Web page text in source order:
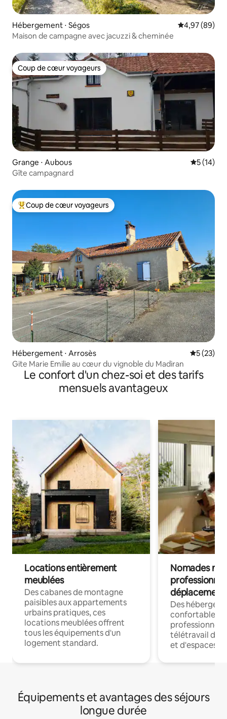
Hébergement ⋅ Ségos Évaluation
4,97 (89)
Maison de campagne avec jacuzzi & cheminée
Coup de cœur voyageurs
Coup de cœur voyageurs
Grange ⋅ Aubous
5 (14)
Gîte campagnard
Coups de cœur voyageurs les plus appréciés
Coup de cœur voyageurs
Hébergement ⋅ Arrosès
5 (23)
Gite Marie Emilie au cœur du vignoble du Madiran
Le confort d'un chez-soi et des tarifs
mensuels avantageux
Locations entièrement
meublées
Des cabanes de montagne
paisibles aux appartements
urbains pratiques, ces
locations meublées offrent
tous les équipements d'un
logement standard.
Nomades
déplacement
Des
confortables
professionnels
télétravail
et d'espaces
Équipements et avantages des séjours
longue durée